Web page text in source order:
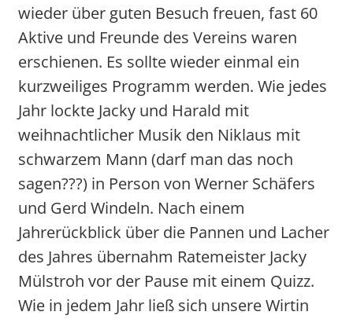
wieder über guten Besuch freuen, fast 60
Aktive und Freunde des Vereins waren
erschienen. Es sollte wieder einmal ein
kurzweiliges Programm werden. Wie jedes
Jahr lockte Jacky und Harald mit
weihnachtlicher Musik den Niklaus mit
schwarzem Mann (darf man das noch
sagen???) in Person von Werner Schäfers
und Gerd Windeln. Nach einem
Jahrerückblick über die Pannen und Lacher
des Jahres übernahm Ratemeister Jacky
Mülstroh vor der Pause mit einem Quizz.
Wie in jedem Jahr ließ sich unsere Wirtin